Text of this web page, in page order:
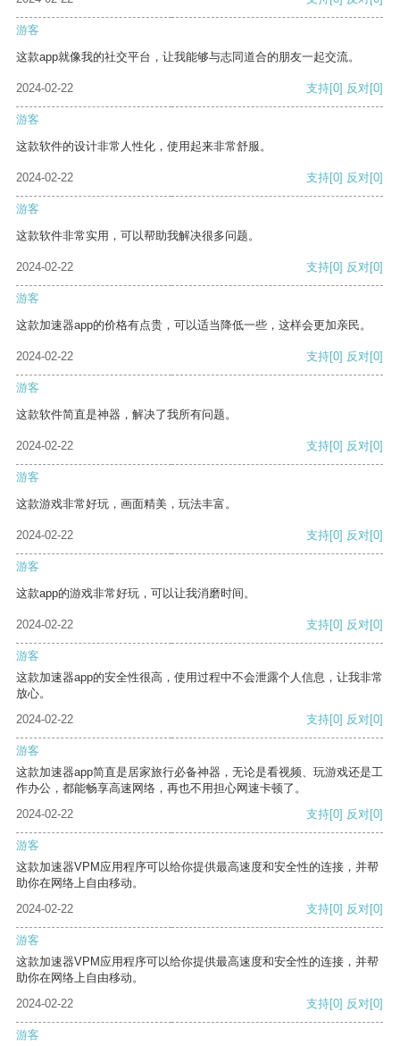
游客
这款app就像我的社交平台，让我能够与志同道合的朋友一起交流。
2024-02-22 支持[0] 反对[0]
游客
这款软件的设计非常人性化，使用起来非常舒服。
2024-02-22 支持[0] 反对[0]
游客
这款软件非常实用，可以帮助我解决很多问题。
2024-02-22 支持[0] 反对[0]
游客
这款加速器app的价格有点贵，可以适当降低一些，这样会更加亲民。
2024-02-22 支持[0] 反对[0]
游客
这款软件简直是神器，解决了我所有问题。
2024-02-22 支持[0] 反对[0]
游客
这款游戏非常好玩，画面精美，玩法丰富。
2024-02-22 支持[0] 反对[0]
游客
这款app的游戏非常好玩，可以让我消磨时间。
2024-02-22 支持[0] 反对[0]
游客
这款加速器app的安全性很高，使用过程中不会泄露个人信息，让我非常
放心。
2024-02-22
支持[0] 反对[0]
游客
这款加速器app简直是居家旅行必备神器，无论是看视频、玩游戏还是工
作办公，都能畅享高速网络，再也不用担心网速卡顿了。
2024-02-22
支持[0] 反对[0]
游客
这款加速器VPM应用程序可以给你提供最高速度和安全性的连接，并帮
助你在网络上自由移动。
2024-02-22
支持[0] 反对[0]
游客
这款加速器VPM应用程序可以给你提供最高速度和安全性的连接，并帮
助你在网络上自由移动。
2024-02-22
支持[0] 反对[0]
游客